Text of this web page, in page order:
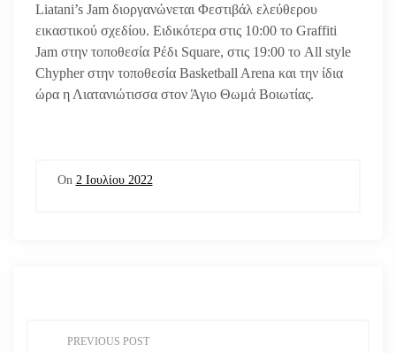
Liatani’s Jam διοργανώνεται Φεστιβάλ ελεύθερου
εικαστικού σχεδίου. Ειδικότερα στις 10:00 το Graffiti
Jam στην τοποθεσία Ρέδι Square, στις 19:00 το All style
Chypher στην τοποθεσία Basketball Arena και την ίδια
ώρα η Λιατανιώτισσα στον Άγιο Θωμά Βοιωτίας.
On 2 Ιουλίου 2022
PREVIOUS POST